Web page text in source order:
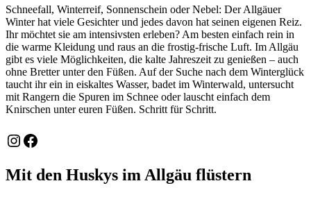
Schneefall, Winterreif, Sonnenschein oder Nebel: Der Allgäuer
Winter hat viele Gesichter und jedes davon hat seinen eigenen Reiz.
Ihr möchtet sie am intensivsten erleben? Am besten einfach rein in
die warme Kleidung und raus an die frostig-frische Luft. Im Allgäu
gibt es viele Möglichkeiten, die kalte Jahreszeit zu genießen – auch
ohne Bretter unter den Füßen. Auf der Suche nach dem Winterglück
taucht ihr ein in eiskaltes Wasser, badet im Winterwald, untersucht
mit Rangern die Spuren im Schnee oder lauscht einfach dem
Knirschen unter euren Füßen. Schritt für Schritt.
Instagram
Facebook
Mit den Huskys im Allgäu flüstern